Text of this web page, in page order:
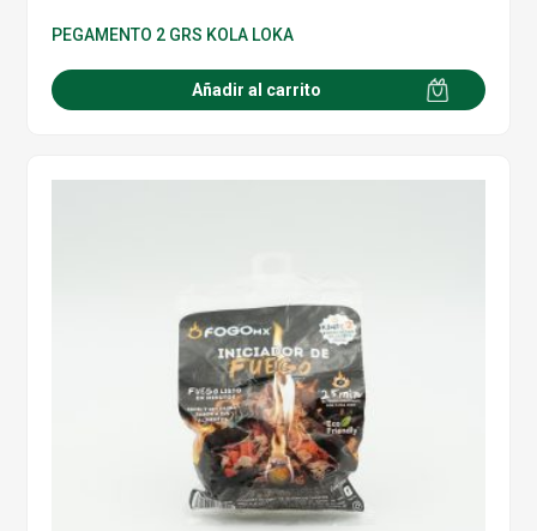
PEGAMENTO 2 GRS KOLA LOKA
Añadir al carrito